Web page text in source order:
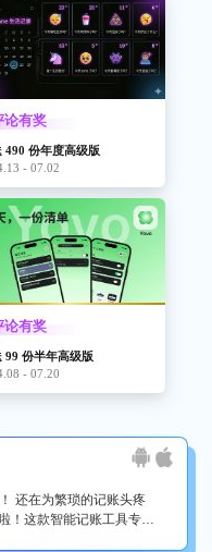
论有奖
490 份年度高级版
- 07.02
论有奖
99 份半年高级版
- 07.20
还在为繁琐的记账头疼
！这款智能记账工具专为